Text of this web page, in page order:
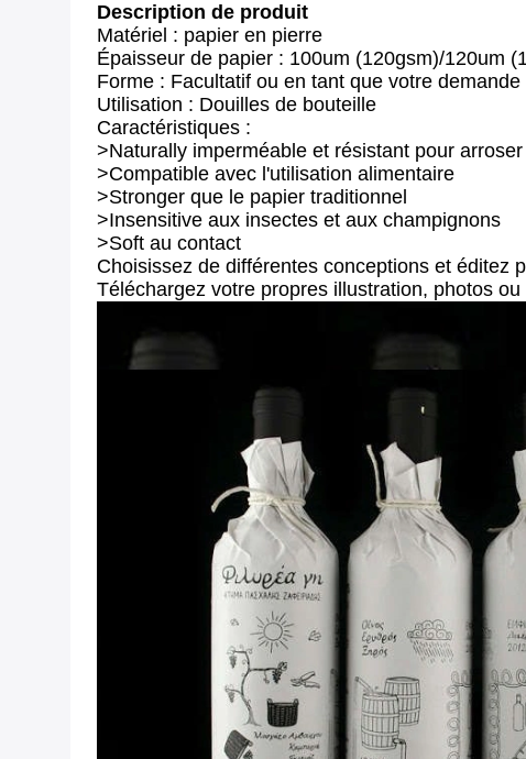
Description de produit
Matériel : papier en pierre
Épaisseur de papier : 100um (120gsm)/120um
Forme : Facultatif ou en tant que votre demande
Utilisation : Douilles de bouteille
Caractéristiques :
>Naturally imperméable et résistant pour
>Compatible avec l'utilisation alimentaire
>Stronger que le papier traditionnel
>Insensitive aux insectes et aux champignons
>Soft au contact
Choisissez de différentes conceptions et éditez
Téléchargez votre propres illustration, photos